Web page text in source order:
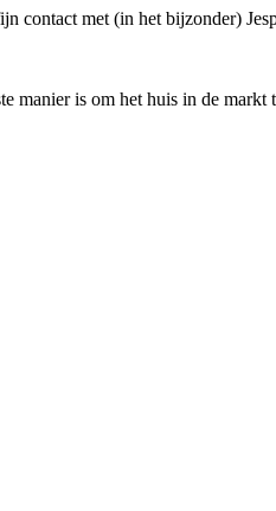
contact met (in het bijzonder)
manier is om het huis in de markt